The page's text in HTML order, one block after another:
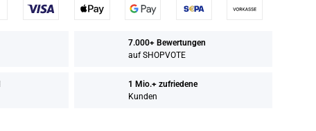
7.000+ Bewertungen
auf SHOPVOTE
1 Mio.+ zufriedene
Kunden